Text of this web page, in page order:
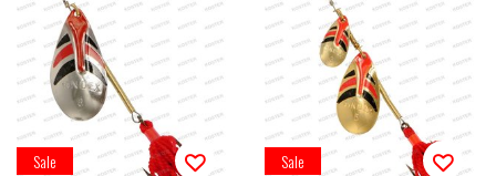
Sale Sale